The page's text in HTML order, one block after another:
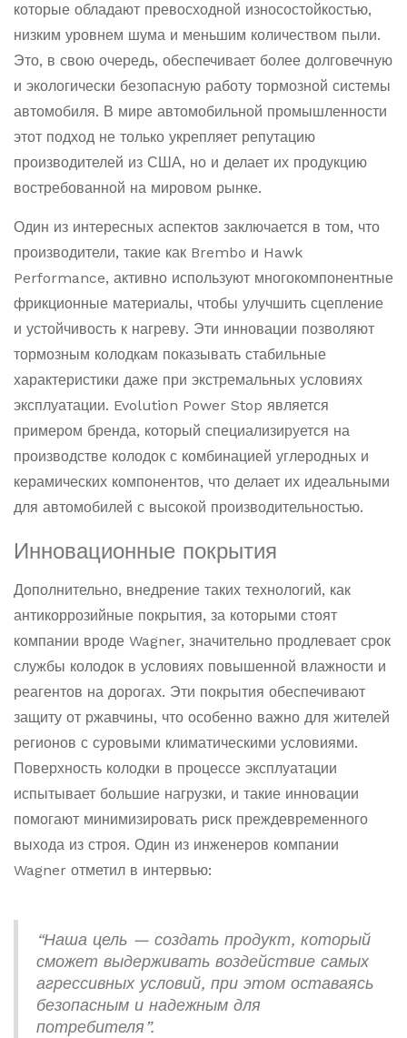
которые обладают превосходной износостойкостью,
низким уровнем шума и меньшим количеством пыли.
Это, в свою очередь, обеспечивает более долговечную
и экологически безопасную работу тормозной системы
автомобиля. В мире автомобильной промышленности
этот подход не только укрепляет репутацию
производителей из США, но и делает их продукцию
востребованной на мировом рынке.
Один из интересных аспектов заключается в том, что
производители, такие как Brembo и Hawk
Performance, активно используют многокомпонентные
фрикционные материалы, чтобы улучшить сцепление
и устойчивость к нагреву. Эти инновации позволяют
тормозным колодкам показывать стабильные
характеристики даже при экстремальных условиях
эксплуатации. Evolution Power Stop является
примером бренда, который специализируется на
производстве колодок с комбинацией углеродных и
керамических компонентов, что делает их идеальными
для автомобилей с высокой производительностью.
Инновационные покрытия
Дополнительно, внедрение таких технологий, как
антикоррозийные покрытия, за которыми стоят
компании вроде Wagner, значительно продлевает срок
службы колодок в условиях повышенной влажности и
реагентов на дорогах. Эти покрытия обеспечивают
защиту от ржавчины, что особенно важно для жителей
регионов с суровыми климатическими условиями.
Поверхность колодки в процессе эксплуатации
испытывает большие нагрузки, и такие инновации
помогают минимизировать риск преждевременного
выхода из строя. Один из инженеров компании
Wagner отметил в интервью:
“Наша цель — создать продукт, который
сможет выдерживать воздействие самых
агрессивных условий, при этом оставаясь
безопасным и надежным для
потребителя”.